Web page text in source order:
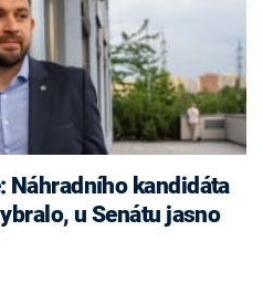
Náhradního kandidáta
u Senátu jasno